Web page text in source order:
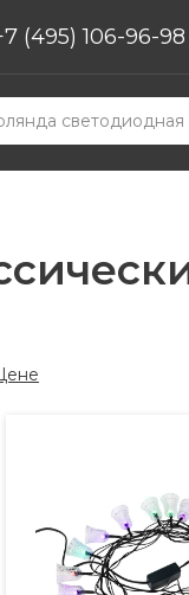
(495) 106-96-98